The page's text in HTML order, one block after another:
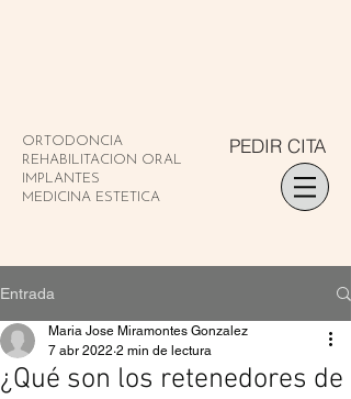
ORTODONCIA
REHABILITACION ORAL
IMPLANTES
MEDICINA ESTETICA
PEDIR CITA
Entrada
¿Qué son los retenedores de
Maria Jose Miramontes Gonzalez
7 abr 2022 2 min de lectura